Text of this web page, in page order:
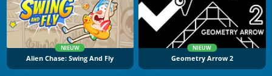
NIEUW
Alien Chase: Swing And Fly
NIEUW
Geometry Arrow 2